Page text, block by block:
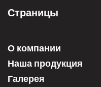
Страницы
О компании
Наша продукция
Галерея